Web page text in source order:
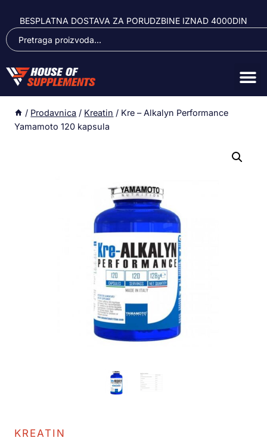
BESPLATNA DOSTAVA ZA PORUDZBINE IZNAD 4000DIN
/ Prodavnica / Kreatin / Kre – Alkalyn Performance
Yamamoto 120 kapsula
KREATIN